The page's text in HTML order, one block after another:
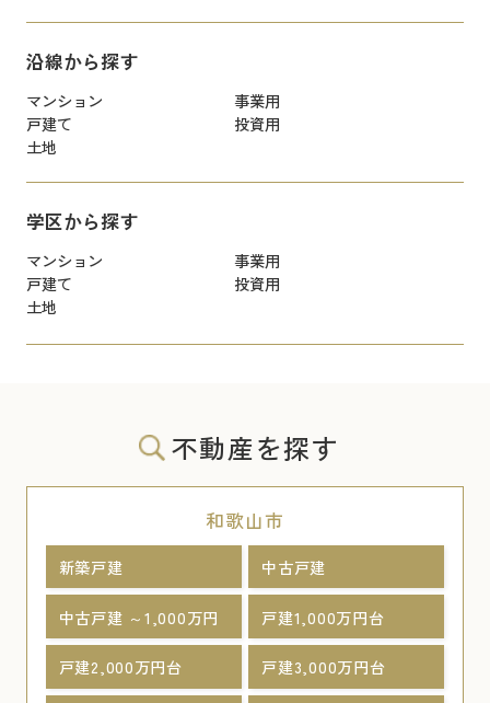
沿線から探す
マンション
事業用
戸建て
投資用
土地
学区から探す
マンション
事業用
戸建て
投資用
土地
不動産を探す
和歌山市
新築戸建 中古戸建
中古戸建 ～1,000万円 戸建1,000万円台
戸建2,000万円台 戸建3,000万円台